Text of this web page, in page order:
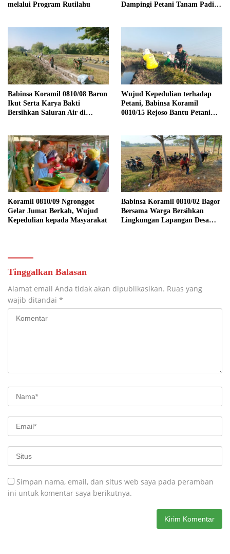
melalui Program Rutilahu
Dampingi Petani Tanam Padi,
Babinsa Koramil 0810/08 Baron
Ikut Serta Karya Bakti
Bersihkan Saluran Air di
Wujud Kepedulian terhadap
Petani, Babinsa Koramil
0810/15 Rejoso Bantu Petani
Koramil 0810/09 Ngronggot
Gelar Jumat Berkah, Wujud
Kepedulian kepada Masyarakat
Babinsa Koramil 0810/02 Bagor
Bersama Warga Bersihkan
Lingkungan Lapangan Desa
Tinggalkan Balasan
Alamat email Anda tidak akan dipublikasikan. Ruas yang
wajib ditandai *
Simpan nama, email, dan situs web saya pada peramban
ini untuk komentar saya berikutnya.